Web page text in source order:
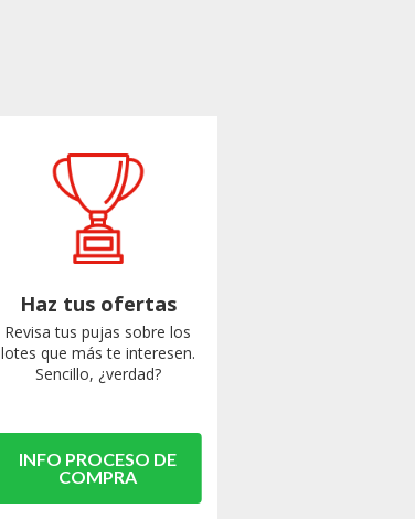
Haz tus ofertas
Revisa tus pujas sobre los
lotes que más te interesen.
Sencillo, ¿verdad?
INFO PROCESO DE
COMPRA